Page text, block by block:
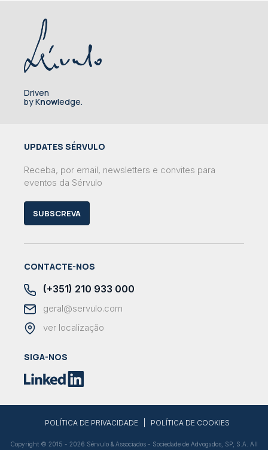
Driven
by Knowledge.
UPDATES SÉRVULO
Receba, por email, newsletters e convites para
eventos da Sérvulo
SUBSCREVA
CONTACTE-NOS
(+351) 210 933 000
geral@servulo.com
ver localização
SIGA-NOS
POLÍTICA DE PRIVACIDADE POLÍTICA DE COOKIES
Copyright © 2015 - 2026 Sérvulo & Associados - Sociedade de Advogados, SP, S.A. All